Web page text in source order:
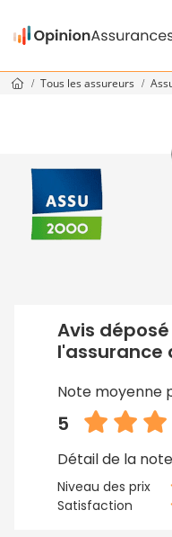
Tous les assureurs
Avis
l'assurance
Note moyenne
5
Détail de la note
Niveau des prix
Satisfaction